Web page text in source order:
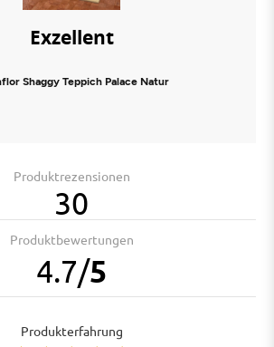
Exzellent
Shaggy Teppich Palace Natur
Produktrezensionen
30
Produktbewertungen
4.7/5
Produkterfahrung